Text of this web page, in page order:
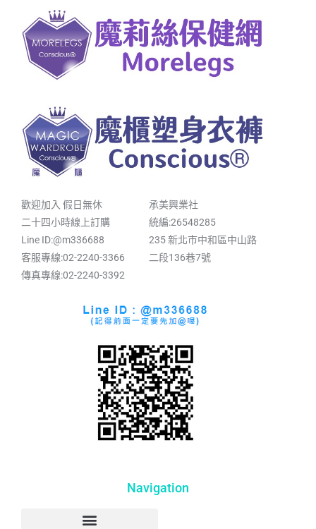
歡迎加入 假日無休
二十四小時線上訂購
Line ID:@m336688
客服專線:02-2240-3366
傳真專線:02-2240-3392
承美興業社
統編:26548285
235 新北市中和區中山路
二段136巷7號
Navigation